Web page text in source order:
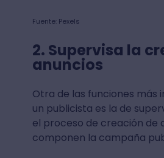
Fuente: Pexels
2. Supervisa la
anuncios
Otra de las funciones más
un publicista es la de
el proceso de creación de
componen la campaña